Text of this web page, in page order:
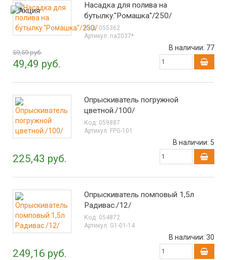
Насадка для полива на
бутылку."Ромашка"/250/
Код: 055362
Артикул: na2037*
59,59 руб.
49,49 руб.
В наличии: 77
Опрыскиватель погружной
цветной./100/
Код: 059887
Артикул: FPG-101
225,43 руб.
В наличии: 5
Опрыскиватель помповый 1,5л
Радивас./12/
Код: 054872
Артикул: G1-01-14
249,16 руб.
В наличии: 30